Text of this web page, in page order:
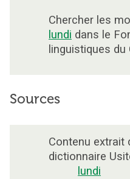
Chercher les
lundi dans le
linguistiques du
Sources
Contenu extrait
dictionnaire
lundi